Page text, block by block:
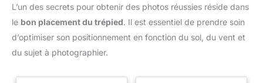
L’un des secrets pour obtenir des photos réussies réside dans
le bon placement du trépied. Il est essentiel de prendre soin
d’optimiser son positionnement en fonction du sol, du vent et
du sujet à photographier.